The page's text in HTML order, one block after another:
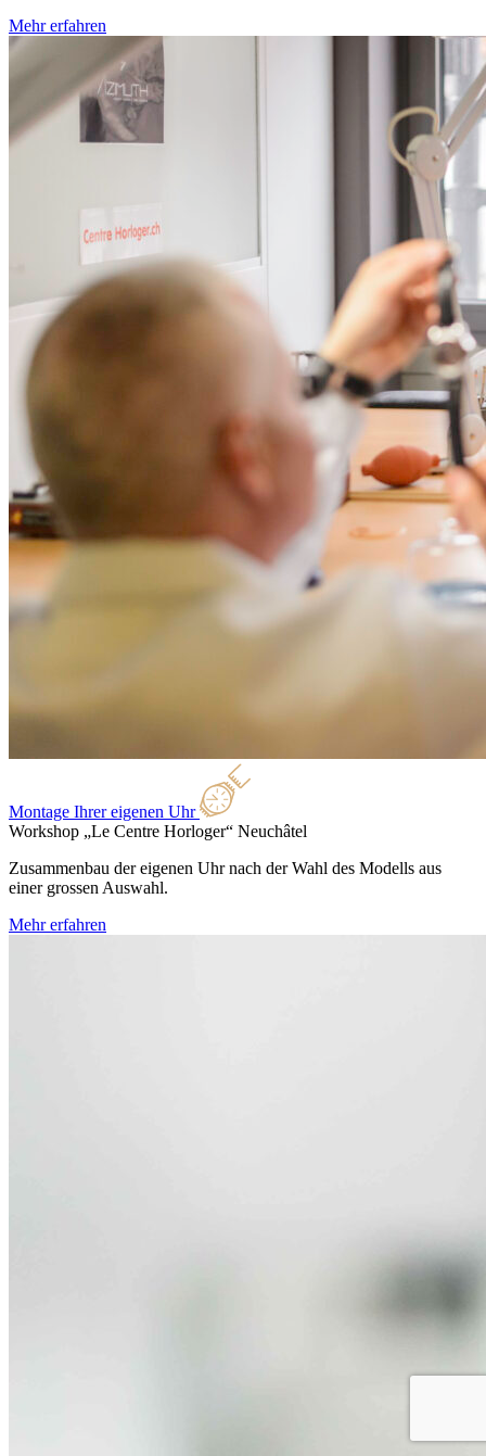
Mehr erfahren
Montage Ihrer eigenen Uhr
Workshop „Le Centre Horloger“ Neuchâtel
Zusammenbau der eigenen Uhr nach der Wahl des Modells aus
einer grossen Auswahl.
Mehr erfahren